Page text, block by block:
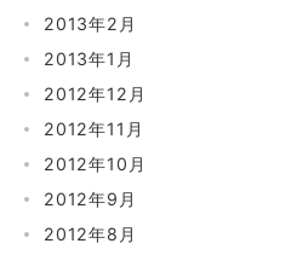
2013年2月
2013年1月
2012年12月
2012年11月
2012年10月
2012年9月
2012年8月